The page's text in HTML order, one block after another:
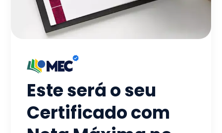
Este será o seu
Certificado com